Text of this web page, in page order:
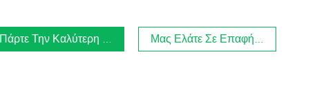
Πάρτε Την Καλύτερη Τιμή Μας Ελάτε Σε Επαφή Με